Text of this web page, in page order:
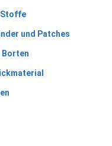
und Patches
Borten